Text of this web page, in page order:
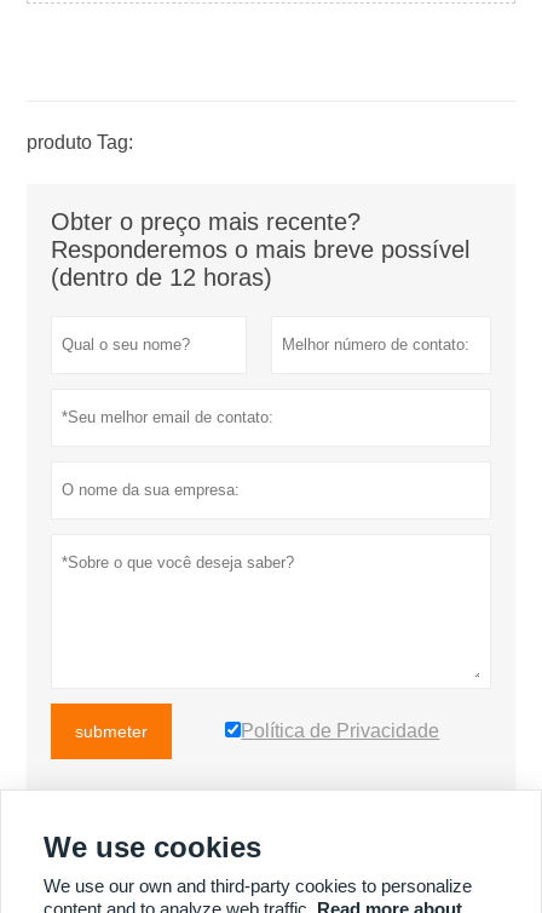
produto Tag:
Obter o preço mais recente?
Responderemos o mais breve possível
(dentro de 12 horas)
submeter Política de Privacidade
We use cookies
We use our own and third-party cookies to personalize
content and to analyze web traffic. Read more about